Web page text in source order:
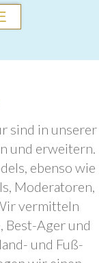
sind in unserer
und erweitern.
ebenso wie
Moderatoren,
vermitteln
Best-Ager und
und Fuß-